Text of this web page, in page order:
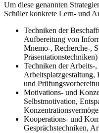
Um diese genannten
Schüler konkrete Lern- und
Techniken der
Aufbereitung von
Mnemo-, Recherche-,
Präsentationstechniken)
Techniken der Arbeits-
Arbeitsplatzgestaltung,
und
Motivations- und
Selbstmotivation,
Kooperations- und
Gesprächstechniken,